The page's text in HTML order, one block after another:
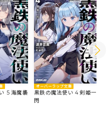
5 海魔襲
オーバーラップ文庫
黒鉄の魔法使い 4 剣姫一
閃